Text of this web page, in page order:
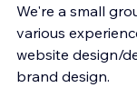
We're a small
various
website design/
brand design.